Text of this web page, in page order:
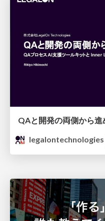
legalontechnologies